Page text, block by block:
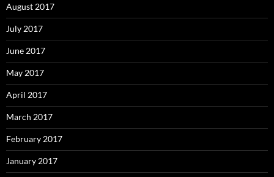
August 2017
July 2017
June 2017
May 2017
April 2017
March 2017
February 2017
January 2017